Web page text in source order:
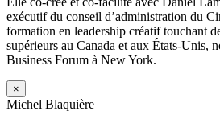
exécutif du conseil d’administration du
formation en leadership créatif touchant
supérieurs au Canada et aux États-Unis,
Business Forum à New York.
×
Michel Blaquière